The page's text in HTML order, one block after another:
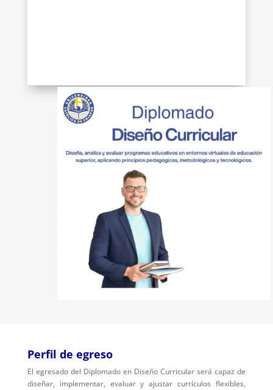
Perfil de egreso
El egresado del Diplomado en Diseño Curricular será capaz de
diseñar, implementar, evaluar y ajustar currículos flexibles,